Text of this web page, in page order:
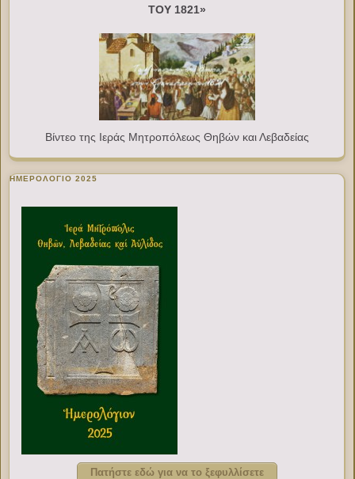
ΤΟΥ 1821»
Βίντεο της Ιεράς Μητροπόλεως Θηβών και Λεβαδείας
ΗΜΕΡΟΛΟΓΙΟ 2025
Πατήστε εδώ για να το ξεφυλλίσετε